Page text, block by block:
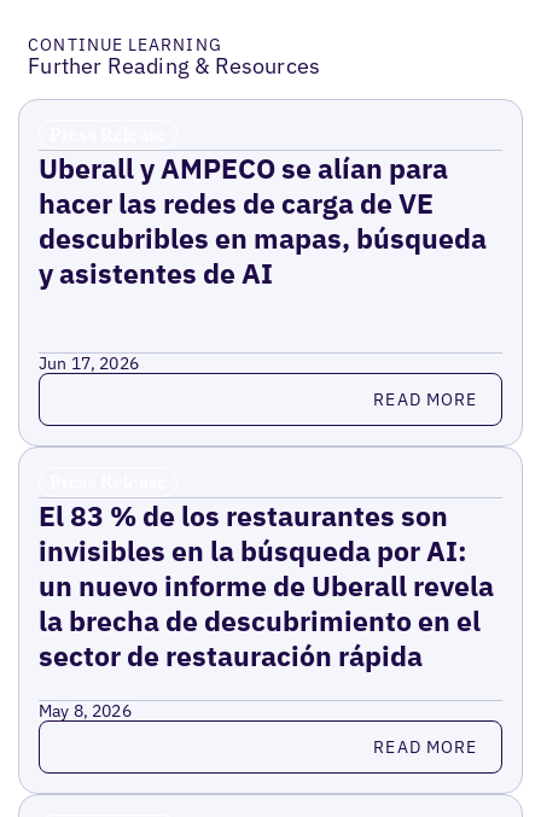
CONTINUE LEARNING
Further Reading & Resources
Uberall y AMPECO se alían para
hacer las redes de carga de VE
descubribles en mapas, búsqueda
y asistentes de AI
Jun 17, 2026
Read more READ MORE
El 83 % de los restaurantes son
invisibles en la búsqueda por AI:
un nuevo informe de Uberall revela
la brecha de descubrimiento en el
sector de restauración rápida
May 8, 2026
Read more READ MORE